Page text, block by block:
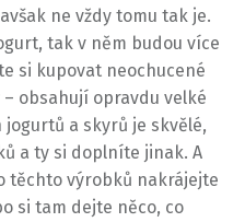
ne vždy tomu tak je.
tak v něm budou více
si kupovat neochucené
obsahují opravdu velké
a skyrů je skvělé,
a ty si doplníte jinak. A
těchto výrobků nakrájejte
si tam dejte něco, co